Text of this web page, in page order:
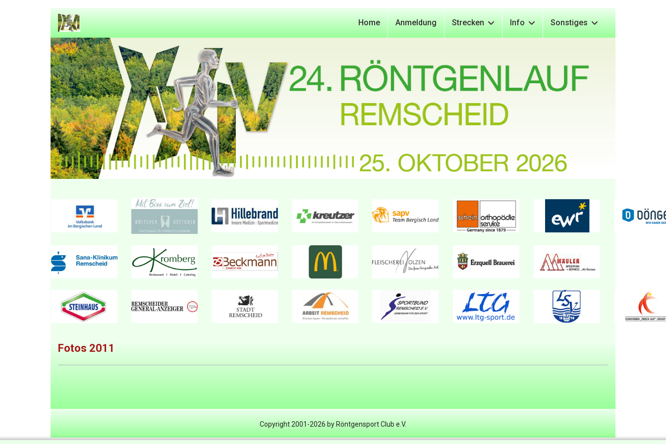
Home Anmeldung Strecken Info Sonstiges
Fotos 2011
Copyright 2001-2026 by Röntgensport Club e.V.